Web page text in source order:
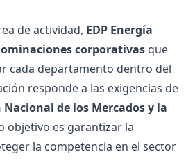
de actividad, EDP Energía
corporativas que
cada departamento dentro del
responde a las exigencias de
Nacional de los Mercados y la
objetivo es garantizar la
la competencia en el sector